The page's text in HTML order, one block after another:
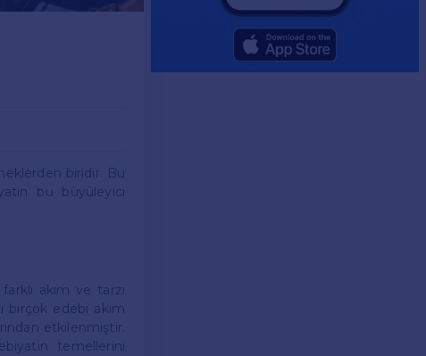
biridir. Bu
bu büyüleyici
akım ve tarzı
birçok edebi akım
etkilenmiştir.
temellerini